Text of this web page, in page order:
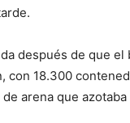
después de que
con 18.300
arena que azotaba